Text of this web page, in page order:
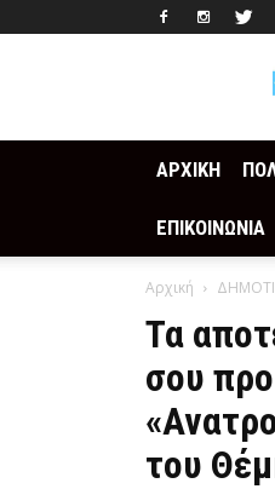
ΑΡΧΙΚΗ
ΕΠΙΚΟΙΝΩΝΙΑ
Αρχική
Τα
σου
του